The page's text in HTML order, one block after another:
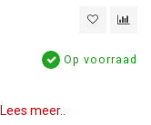
Op voorraad
Lees meer..